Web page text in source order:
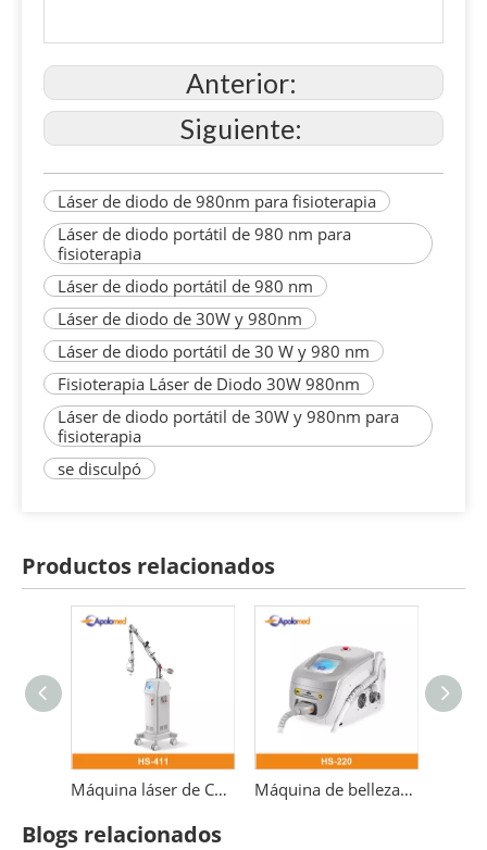
Anterior:
Siguiente:
Láser de diodo de 980nm para fisioterapia
Láser de diodo portátil de 980 nm para
fisioterapia
Láser de diodo portátil de 980 nm
Láser de diodo de 30W y 980nm
Láser de diodo portátil de 30 W y 980 nm
Fisioterapia Láser de Diodo 30W 980nm
Láser de diodo portátil de 30W y 980nm para
fisioterapia
se disculpó
Productos relacionados
Máquina láser de CO2 3 en 1 Láser fraccional de 10600 nm Máquina de belleza 532nm para eliminación de tatuajes con láser Pico láser Nd Yag Q-switch
Blogs relacionados